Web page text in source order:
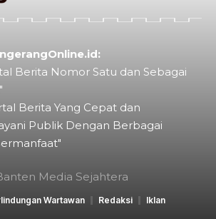
Berita Nomor Satu dan Sebagai
Berita Yang Cepat dan
Publik Dengan Berbagai
Media Sejahtera
Wartawan Redaksi Iklan